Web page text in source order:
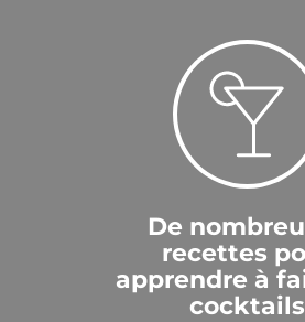
De
recettes
apprendre à
cocktails